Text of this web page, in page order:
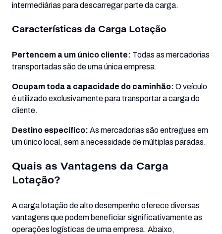
intermediárias para descarregar parte da carga.
Características da Carga Lotação
Pertencem a um único cliente: Todas as mercadorias
transportadas são de uma única empresa.
Ocupam toda a capacidade do caminhão: O veículo
é utilizado exclusivamente para transportar a carga do
cliente.
Destino específico: As mercadorias são entregues em
um único local, sem a necessidade de múltiplas paradas.
Quais as Vantagens da Carga
Lotação?
A carga lotação de alto desempenho oferece diversas
vantagens que podem beneficiar significativamente as
operações logísticas de uma empresa. Abaixo,